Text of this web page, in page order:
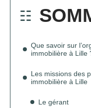
Que savoir sur
immobilière à Lille
Les missions des
immobilière à Lille
Le gérant